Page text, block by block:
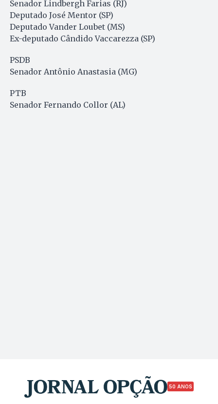
Senador Lindbergh Farias (RJ)
Deputado José Mentor (SP)
Deputado Vander Loubet (MS)
Ex-deputado Cândido Vaccarezza (SP)
PSDB
Senador Antônio Anastasia (MG)
PTB
Senador Fernando Collor (AL)
50 ANOS